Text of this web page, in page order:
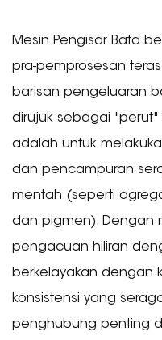
Mesin Pengisar Bata
pra-pemprosesan
barisan pengeluaran
dirujuk sebagai "perut"
adalah untuk
dan pencampuran
mentah (seperti
dan pigmen). Dengan
pengacuan hiliran
berkelayakan dengan
konsistensi yang
penghubung penting